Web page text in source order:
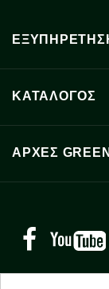
ΚΑΤΑΛΟΓΟΣ
ΑΡΧΈΣ
Facebook